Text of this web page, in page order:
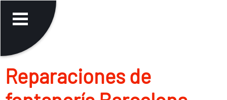
Reparaciones de